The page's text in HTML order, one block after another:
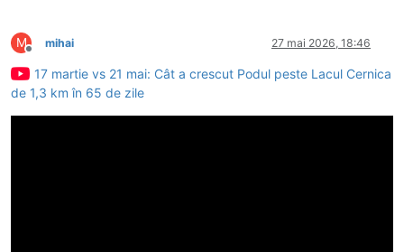
M
Deconectat
mihai 27 mai 2026, 18:46
17 martie vs 21 mai: Cât a crescut Podul peste Lacul Cernica
de 1,3 km în 65 de zile